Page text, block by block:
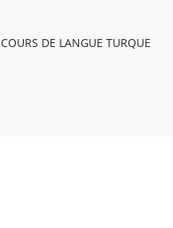
COURS DE LANGUE TURQUE